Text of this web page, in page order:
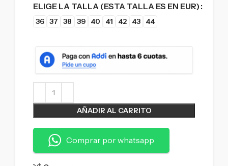
ELIGE LA TALLA (ESTA TALLA ES EN EUR)
36 37 38 39 40 41 42 43 44
AÑADIR AL CARRITO
Comprar por whatsapp